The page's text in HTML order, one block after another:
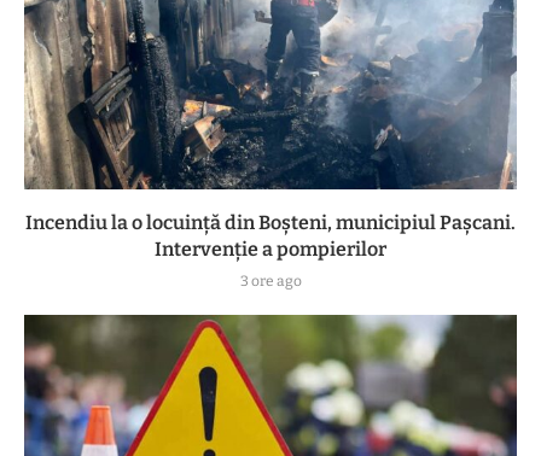
Incendiu la o locuință din Boșteni, municipiul Pașcani.
Intervenție a pompierilor
3 ore ago